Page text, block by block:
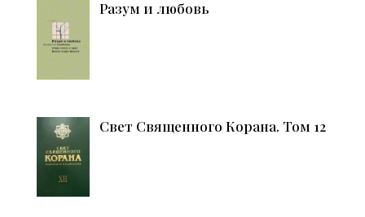
Разум и любовь
Свет Священного Корана. Том 12